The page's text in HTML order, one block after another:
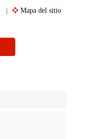
Mapa del sitio